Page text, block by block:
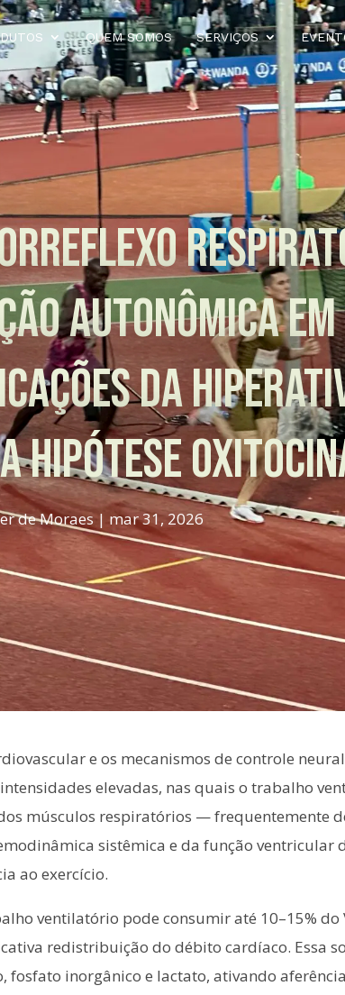
QUEM SOMOS SERVIÇOS
AUTONÔMICA
DA
HIPÓTESE
de Moraes| mar 31, 2026
e os mecanismos de controle
elevadas, nas quais o trabalho
músculos respiratórios — frequentemente
sistêmica e da função ventricular
ao exercício.
ventilatório pode consumir até 10–15% do
redistribuição do débito cardíaco. Essa
inorgânico e lactato, ativando